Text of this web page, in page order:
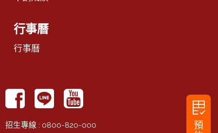
rubric
預
招生專線 : 0800-820-000
行事曆
行事曆